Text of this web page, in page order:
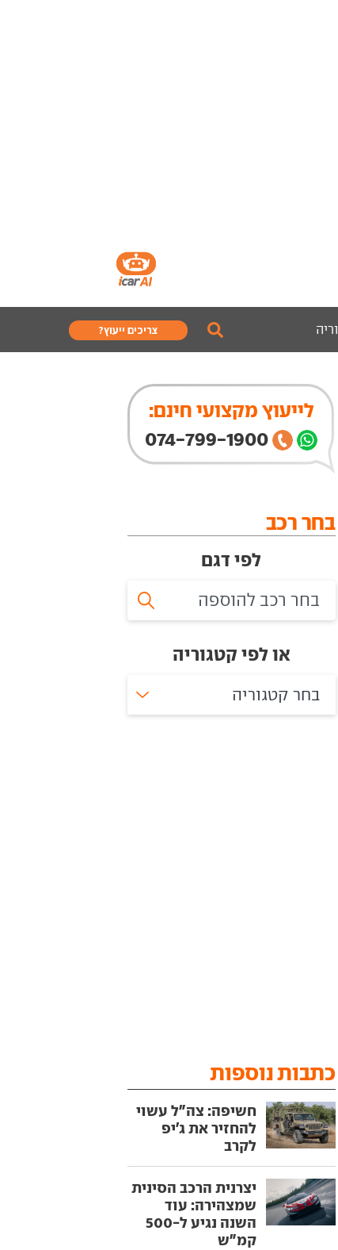
צריכים ייעוץ?
לייעוץ מקצועי חינם:
074-799-1900
בחר רכב
לפי דגם
או לפי קטגוריה
בחר קטגוריה
כתבות נוספות
חשיפה: צה"ל עשוי
להחזיר את ג'יפ
לקרב
יצרנית הרכב הסינית
שמצהירה: עוד
השנה נגיע ל-500
קמ"ש